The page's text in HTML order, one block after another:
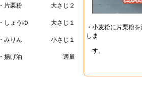
・片栗粉 大さじ２
・しょうゆ 大さじ１
・みりん 小さじ１
・揚げ油 適量
・小麦粉に片栗粉
しま
す。